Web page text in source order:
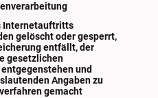
Internetauftritts
gelöscht oder gesperrt,
entfällt, der
gesetzlichen
und
Angaben zu
gemacht